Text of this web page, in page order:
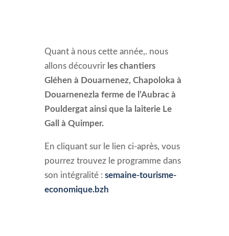
Quant à nous cette année,. nous
allons découvrir les chantiers
Gléhen à Douarnenez, Chapoloka à
Douarnenezla ferme de l’Aubrac à
Pouldergat ainsi que la laiterie Le
Gall à Quimper.
En cliquant sur le lien ci-après, vous
pourrez trouvez le programme dans
son intégralité : semaine-tourisme-
economique.bzh